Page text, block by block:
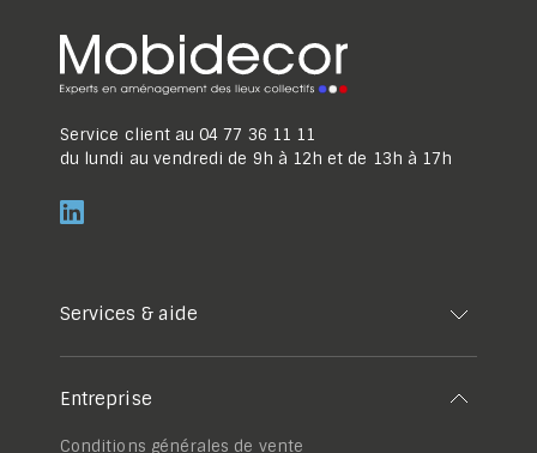
Service client au 04 77 36 11 11
du lundi au vendredi de 9h à 12h et de 13h à 17h
Services & aide
Entreprise
Conditions générales de vente